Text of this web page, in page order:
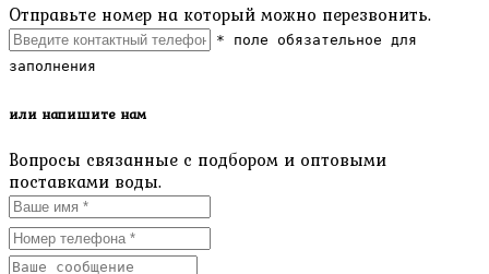
Отправьте номер на который можно перезвонить.
* поле обязательное для
заполнения
или напишите нам
Вопросы связанные с подбором и оптовыми
поставками воды.